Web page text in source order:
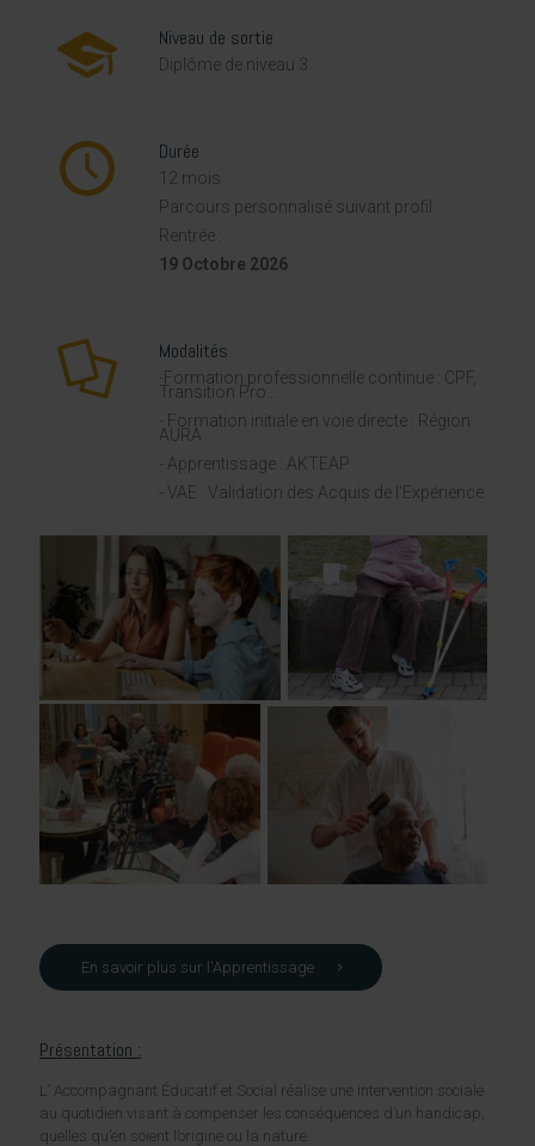
Niveau de sortie
Diplôme de niveau 3
Durée
12 mois
Parcours personnalisé suivant profil
Rentrée :
19 Octobre 2026
Modalités
-Formation professionnelle continue : CPF,
Transition Pro...
- Formation initiale en voie directe : Région
AURA
- Apprentissage : AKTEAP
- VAE : Validation des Acquis de l'Expérience
En savoir plus sur l'Apprentissage
Présentation :
L’ Accompagnant Éducatif et Social réalise une intervention sociale
au quotidien visant à compenser les conséquences d’un handicap,
quelles qu’en soient l’origine ou la nature.